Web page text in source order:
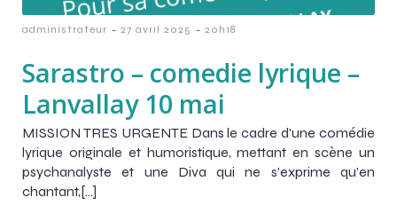
administrateur - 27 avril 2025 - 20h18
Sarastro – comedie lyrique –
Lanvallay 10 mai
MISSION TRES URGENTE Dans le cadre d’une comédie
lyrique originale et humoristique, mettant en scène un
psychanalyste et une Diva qui ne s’exprime qu’en
chantant,[…]